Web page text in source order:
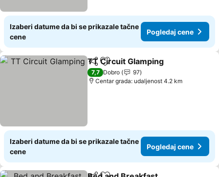
Izaberi datume da bi se prikazale tačne
cene
Pogledaj cene
Deli Dodati u favorite
TT Circuit Glamping
7,7 Dobro
97
Centar grada: udaljenost 4.2 km
Izaberi datume da bi se prikazale tačne
cene
Pogledaj cene